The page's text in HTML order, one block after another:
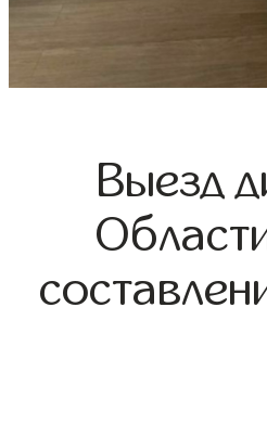
Выезд